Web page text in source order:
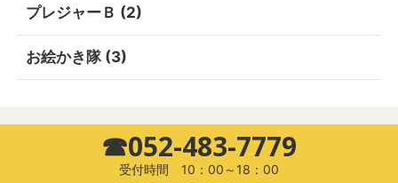
プレジャーＢ (2)
お絵かき隊(3)
☎052-483-7779
受付時間 10：00～18：00